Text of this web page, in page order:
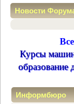
Новости
Курсы
образование
Информбюро